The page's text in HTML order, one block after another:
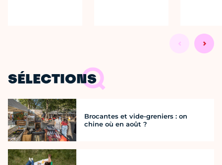
SÉLECTIONS
Brocantes et vide-greniers : on
chine où en août ?